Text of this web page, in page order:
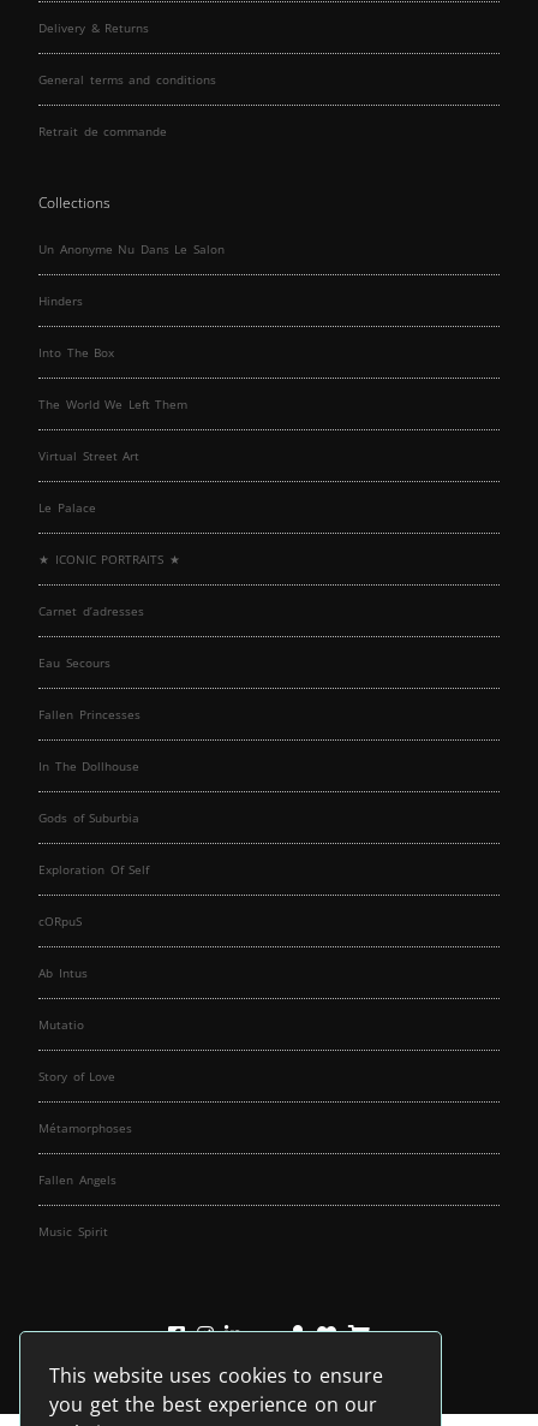
This website uses cookies to ensure
you get the best experience on our
Delivery & Returns
General terms and conditions
Retrait de commande
Collections
Un Anonyme Nu Dans Le Salon
Hinders
Into The Box
The World We Left Them
Virtual Street Art
Le Palace
★ ICONIC PORTRAITS ★
Carnet d’adresses
Eau Secours
Fallen Princesses
In The Dollhouse
Gods of Suburbia
Exploration Of Self
cORpuS
Ab Intus
Mutatio
Story of Love
Métamorphoses
Fallen Angels
Music Spirit